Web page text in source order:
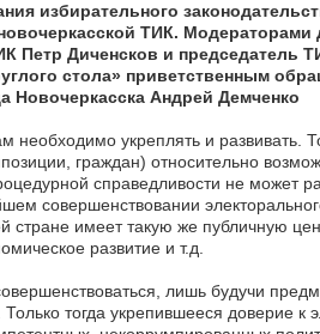
избирательного
ТИК.
Петр Диченсков и председатель
стола» приветственным
Андрей Демченко
необходимо укреплять и развивать.
граждан) относительно
справедливости не может
совершенствовании
стране имеет такую же публичную
развитие и т.д.
лишь будучи
тогда укрепившееся доверие к